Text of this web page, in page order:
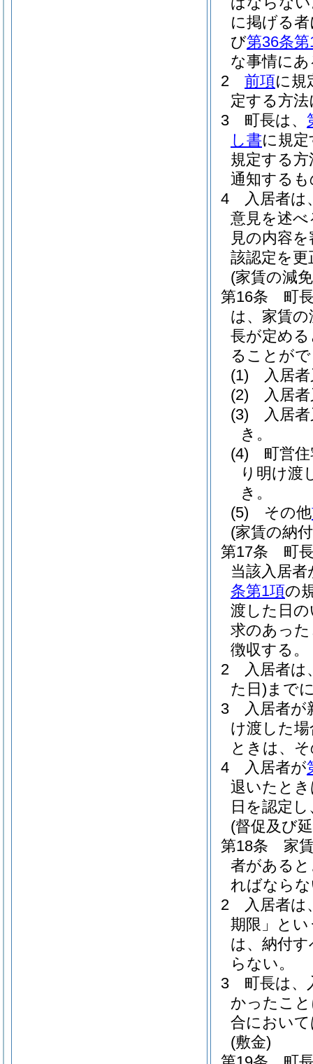
に掲げる
び第36条第
な事情に
2
前項に規
定する方
3
町長は、
し書に規
規定する
通知する
4
入居者は
意見を述
見の内容
該認定を
(家賃の減
第16条
町
は、家賃
長が定め
ることが
(1)
入居
(2)
入居
(3)
入居
き。
(4)
町営
り明け渡
き。
(5)
その他
(家賃の納
第17条
町
当該入居
条第1項の
渡した日
求のあっ
徴収する。
2
入居者は
た日) まで
3
入居者が
け渡した
ときは、
4
入居者が
退いたと
日を認定
(督促及び
第18条
家
者がある
ればなら
2
入居者は
期限」とい
は、納付
らない。
3
町長は、
かったこ
合におい
(敷金)